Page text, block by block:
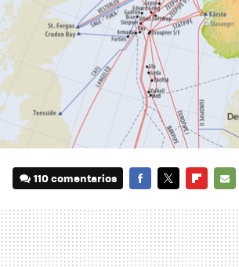
110 comentarios
MAIL